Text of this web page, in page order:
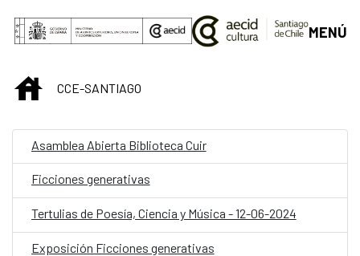
Saltar al contenido principal
MENÚ
INICIOCCE-SANTIAGO
Asamblea Abierta Biblioteca Cuir
Ficciones generativas
Tertulias de Poesía, Ciencia y Música - 12-06-2024
Exposición Ficciones generativas